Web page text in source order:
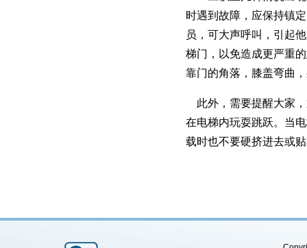
时遇到故障，应保持镇
员，可大声呼叫，引起
梯门，以免造成更严重
靠门的角落，膝盖弯曲
此外，需要提醒大家，
在电梯内玩耍跳跃。当
载时也不要硬挤进去或